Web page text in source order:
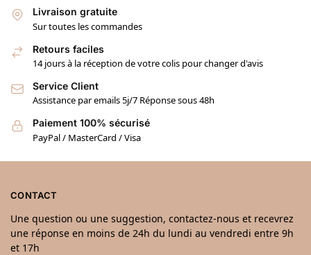
Livraison gratuite
Sur toutes les commandes
Retours faciles
14 jours à la réception de votre colis pour changer d'avis
Service Client
Assistance par emails 5j/7 Réponse sous 48h
Paiement 100% sécurisé
PayPal / MasterCard / Visa
CONTACT
Une question ou une suggestion, contactez-nous et recevrez
une réponse en moins de 24h du lundi au vendredi entre 9h
et 17h